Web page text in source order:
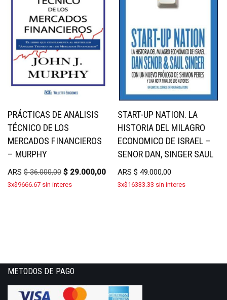
PRÁCTICAS DE ANALISIS
TÉCNICO DE LOS
MERCADOS FINANCIEROS
– MURPHY
ARS $36.000,00 $ 29.000,00
3x$9666.67 sin interes
START-UP NATION. LA
HISTORIA DEL MILAGRO
ECONOMICO DE ISRAEL –
SENOR DAN, SINGER SAUL
ARS$ 49.000,00
3x$16333.33 sin interes
METODOS DE PAGO